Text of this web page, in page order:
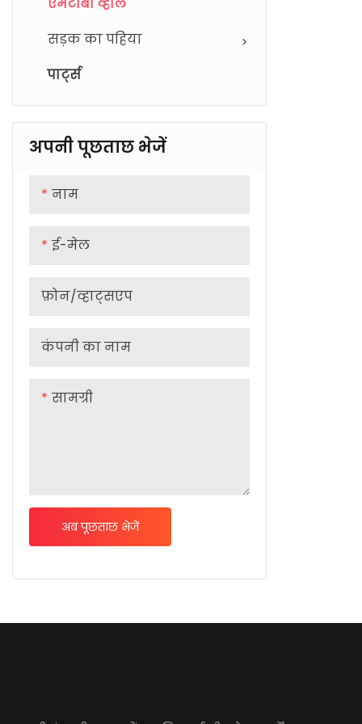
बजरी कांटा
एमटीबी हैंडलबार
एमटीबी व्हील
सड़क का पहिया
पार्ट्स
अपनी पूछताछ भेजें
नाम
ई-मेल
फ़ोन/व्हाट्सएप
कंपनी का नाम
सामग्री
अब पूछताछ भेजें